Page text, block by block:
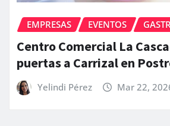
EMPRESAS EVENTOS
Centro Comercial La
puertas a Carrizal en
Yelindi Pérez Mar 22,